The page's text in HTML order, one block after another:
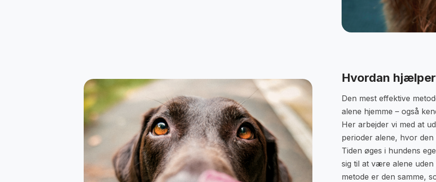
Hvordan
Den mest effektive
alene hjemme – også
Her arbejder vi med at
perioder alene, hvor
Tiden øges i hundens
sig til at være alene
metode er den samme,